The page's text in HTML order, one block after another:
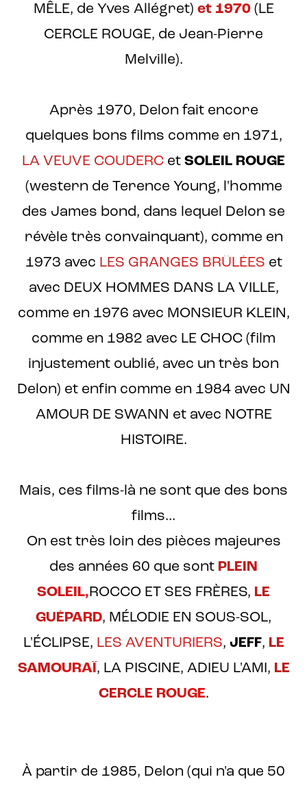
MÊLE, de Yves Allégret) et 1970 (LE
CERCLE ROUGE, de Jean-Pierre
Melville).
Après 1970, Delon fait encore
quelques bons films comme en 1971,
LA VEUVE COUDERC et SOLEIL ROUGE
(western de Terence Young, l'homme
des James bond, dans lequel Delon se
révèle très convainquant), comme en
1973 avec LES GRANGES BRÛLÉES et
avec DEUX HOMMES DANS LA VILLE,
comme en 1976 avec MONSIEUR KLEIN,
comme en 1982 avec LE CHOC (film
injustement oublié, avec un très bon
Delon) et enfin comme en 1984 avec UN
AMOUR DE SWANN et avec NOTRE
HISTOIRE.
Mais, ces films-là ne sont que des bons
films...
On est très loin des pièces majeures
des années 60 que sont PLEIN
SOLEIL,ROCCO ET SES FRÈRES, LE
GUÉPARD, MÉLODIE EN SOUS-SOL,
L'ÉCLIPSE, LES AVENTURIERS, JEFF, LE
SAMOURAÏ , LA PISCINE, ADIEU L'AMI, LE
CERCLE ROUGE.
À partir de 1985, Delon (qui n'a que 50